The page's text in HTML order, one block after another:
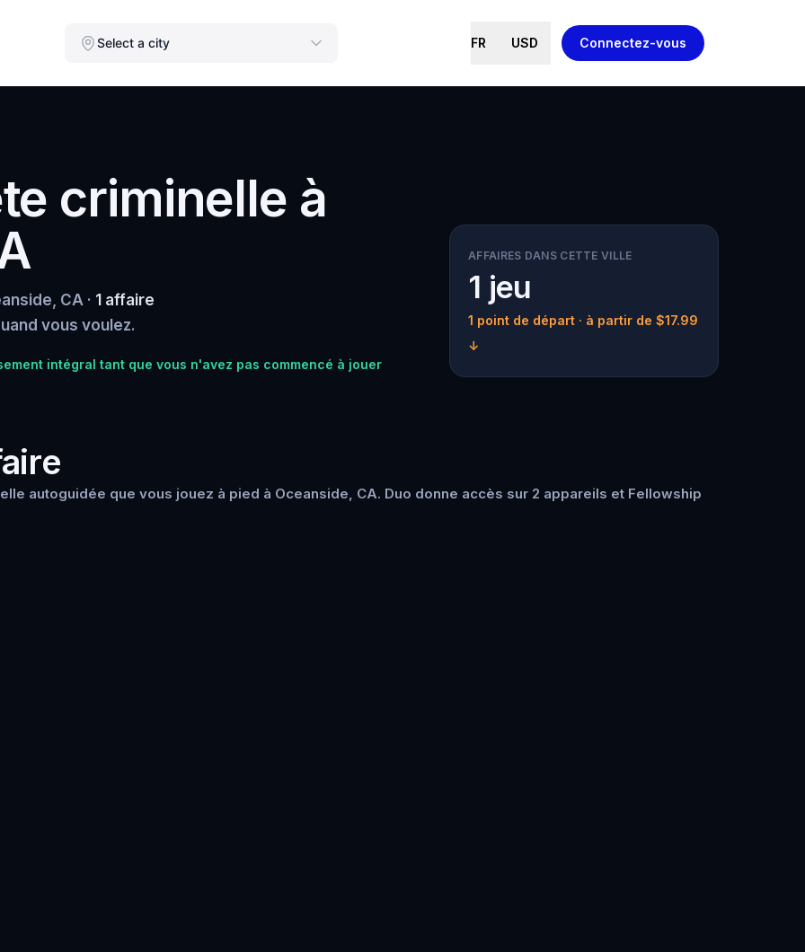
Select a city FR USD Connectez-vous
criminelle à
CA · 1 affaire
vous voulez.
intégral tant que vous n'avez pas commencé à jouer
AFFAIRES DANS CETTE VILLE
1 jeu
1 point de départ · à partir de $17.99
↓
autoguidée que vous jouez à pied à Oceanside, CA. Duo donne accès sur 2 appareils et Fellowship